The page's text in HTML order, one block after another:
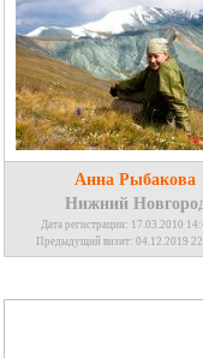
Анна Рыбакова
Нижний
Дата регистрации: 17.03.2010
Предыдущий визит: 04.12.2019